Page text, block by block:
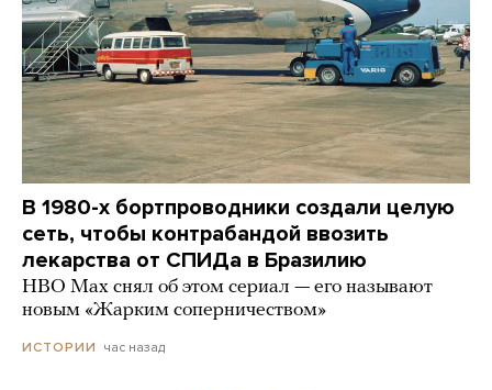
В 1980-х бортпроводники создали целую
сеть, чтобы контрабандой ввозить
лекарства от СПИДа в Бразилию
HBO Max снял об этом сериал — его называют
новым «Жарким соперничеством»
ИСТОРИИ час назад